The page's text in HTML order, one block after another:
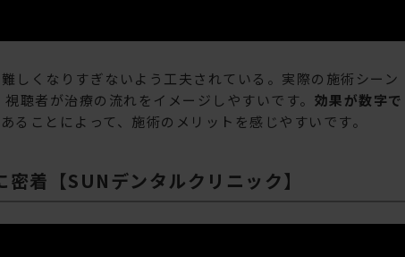
しくなりすぎないよう工夫されている。実際の施術シーン
聴者が治療の流れをイメージしやすいです。 効果が数字で
ることによって、施術のメリットを感じやすいです。
着【SUNデンタルクリニック】